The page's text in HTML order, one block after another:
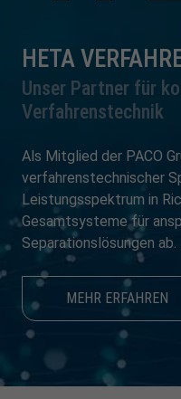
HETA
Unser Partner für
Verfahrenstechnik
Als Mitglied der PACO
verfahrenstechnischer
Leistungsspektrum in
Gesamtsysteme für
Separationslösungen ab.
MEHR ERFAHREN